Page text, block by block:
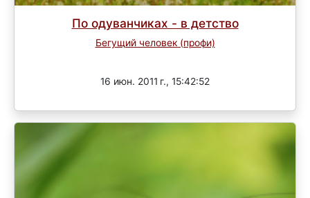
По одуванчиках - в детство
Бегущий человек (профи)
16 июн. 2011 г., 15:42:52